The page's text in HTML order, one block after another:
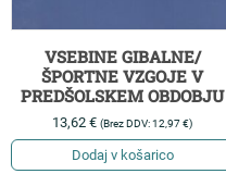
VSEBINE GIBALNE/
ŠPORTNE VZGOJE V
PREDŠOLSKEM OBDOBJU
13,62€ (Brez DDV:12,97€)
Dodaj v košarico